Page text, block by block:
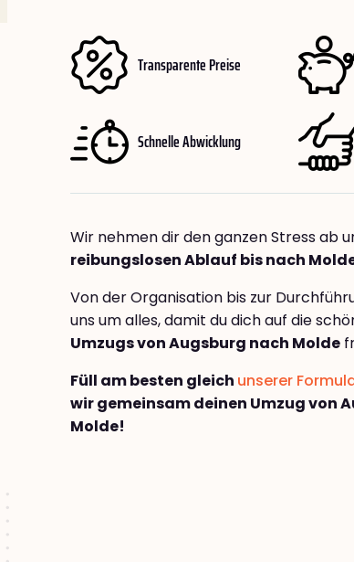
Transparente Preise
Schnelle Abwicklung
Wir nehmen dir den ganzen Stress ab
reibungslosen Ablauf bis nach
Von der Organisation bis zur
uns um alles, damit du dich auf die
Umzugs von Augsburg nach Molde
Füll am besten gleich unserer
wir gemeinsam deinen Umzug von
Molde!